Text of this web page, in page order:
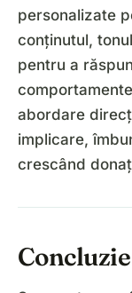
personalizate
conținutul,
pentru a
abordare
implicare,
crescând
Concluzie